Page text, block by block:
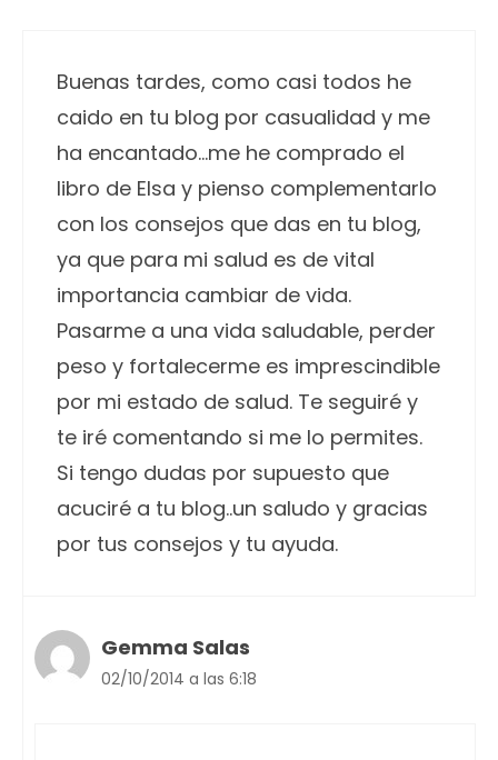
Buenas tardes, como casi todos he
caido en tu blog por casualidad y me
ha encantado…me he comprado el
libro de Elsa y pienso complementarlo
con los consejos que das en tu blog,
ya que para mi salud es de vital
importancia cambiar de vida.
Pasarme a una vida saludable, perder
peso y fortalecerme es imprescindible
por mi estado de salud. Te seguiré y
te iré comentando si me lo permites.
Si tengo dudas por supuesto que
acuciré a tu blog..un saludo y gracias
por tus consejos y tu ayuda.
Gemma Salas
02/10/2014 a las 6:18